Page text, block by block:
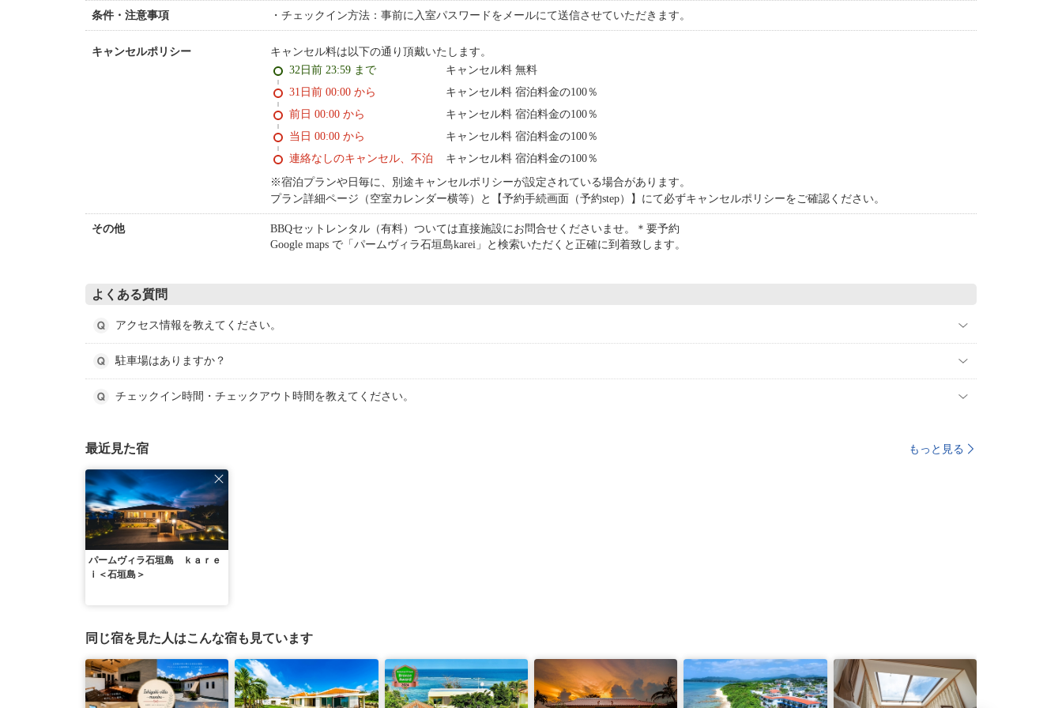
条件・注意事項 チェックイン方法：事前に入室パスワードをメールにて送信させていただきます。
キャンセルポリシー キャンセル料は以下の通り頂戴いたします。
32日前 23:59 まで
キャンセル料 無料
31日前 00:00 から
キャンセル料 宿泊料金の100％
前日 00:00 から
キャンセル料 宿泊料金の100％
当日 00:00 から
キャンセル料 宿泊料金の100％
連絡なしのキャンセル、不泊
キャンセル料 宿泊料金の100％
※宿泊プランや日毎に、別途キャンセルポリシーが設定されている場合があります。
プラン詳細ページ（空室カレンダー横等）と【予約手続画面（予約step）】にて必ずキャンセルポリシーをご確認ください。
その他
BBQセットレンタル（有料）ついては直接施設にお問合せくださいませ。＊要予約
Google maps で「パームヴィラ石垣島karei」と検索いただくと正確に到着致します。
よくある質問
アクセス情報を教えてください。
駐車場はありますか？
チェックイン時間・チェックアウト時間を教えてください。
最近見た宿 もっと見る
パームヴィラ石垣島 ｋａｒｅ
ｉ＜石垣島＞
同じ宿を見た人はこんな宿も見ています